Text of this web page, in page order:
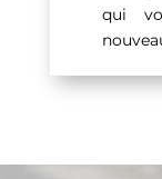
qui